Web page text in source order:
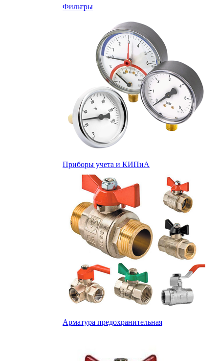
Фильтры
Приборы учета и КИПиА
Арматура предохранительная